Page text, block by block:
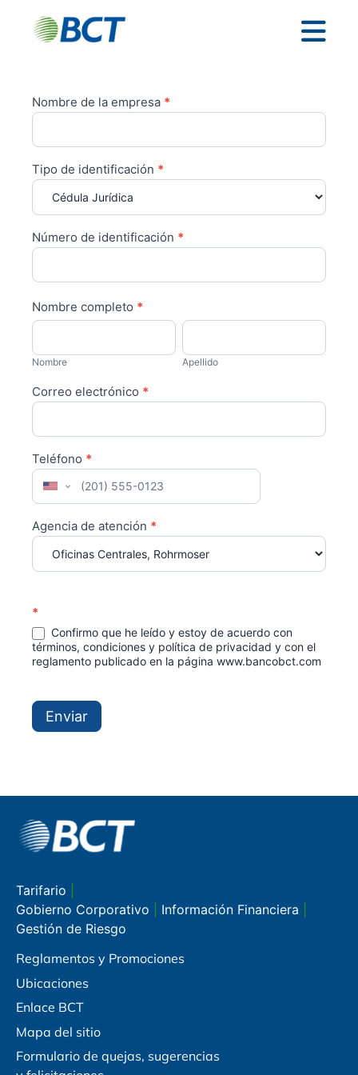
Empresarial
de
información
Planillas
BCT
Nombre de la empresa *
Tipo de identificación *
Número de identificación *
Nombre completo *
Nombre
Nombre
Apellido
Apellido
Correo electrónico *
Teléfono *
United States +1
Agencia de atención *
*
Confirmo que he leído y estoy de acuerdo con
términos, condiciones y política de privacidad y con el
reglamento publicado en la página www.bancobct.com
Enviar
If you
are
leave
field
blank.
Tarifario
Gobierno Corporativo
Información Financiera
Gestión de Riesgo
Reglamentos y Promociones
Ubicaciones
Enlace BCT
Mapa del sitio
Formulario de quejas, sugerencias